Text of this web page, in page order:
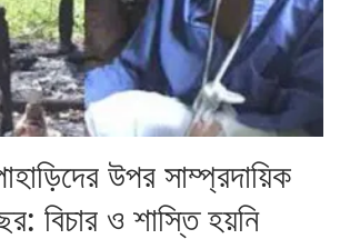
উপর সাম্প্রদায়িক
বিচার ও শাস্তি হয়নি